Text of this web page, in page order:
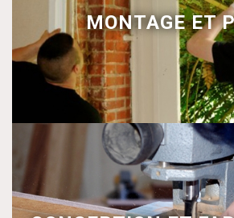
MONTAGE ET